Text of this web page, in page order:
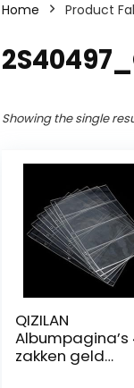
Home Product
Showing the single
QIZILAN
Albumpagina’s
zakken geld